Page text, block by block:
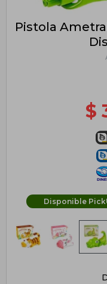
Pistola
$
Disponible